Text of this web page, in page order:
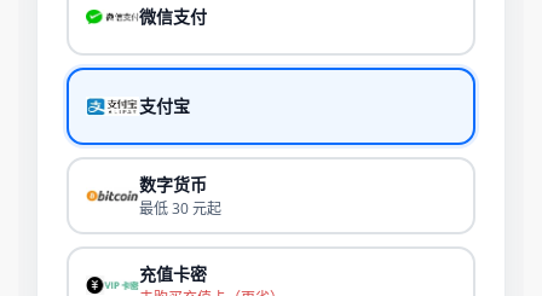
微信支付
支付宝
数字货币
最低 30 元起
充值卡密